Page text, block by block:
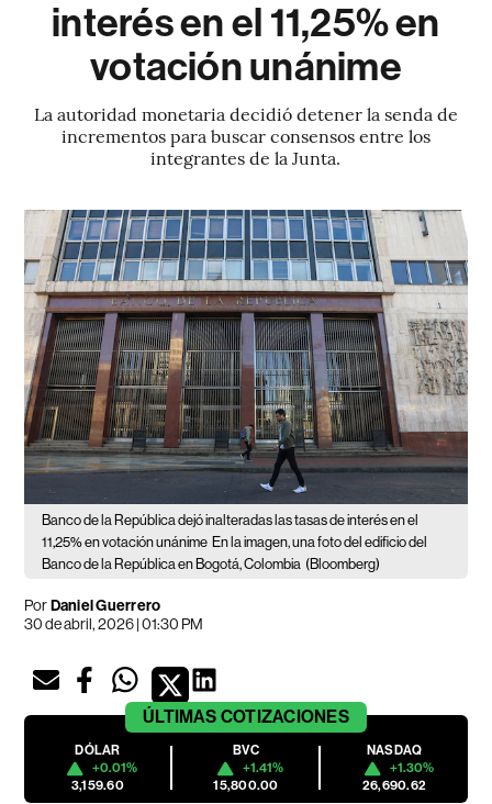
interés en el 11,25% en
votación unánime
La autoridad monetaria decidió detener la senda de
incrementos para buscar consensos entre los
integrantes de la Junta.
Banco de la República dejó inalteradas las tasas de interés en el
11,25% en votación unánime En la imagen, una foto del edificio del
Banco de la República en Bogotá, Colombia (Bloomberg)
PorDaniel Guerrero
30 de abril, 2026 | 01:30 PM
ÚLTIMAS COTIZACIONES
DÓLAR
+0.01%
3,159.60
BVC
+1.41%
15,800.00
NASDAQ
+1.30%
26,690.62